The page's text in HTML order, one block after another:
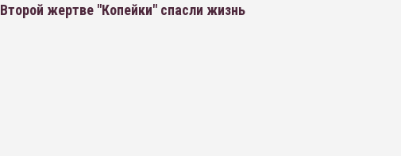
Второй жертве "Копейки" спасли жизнь